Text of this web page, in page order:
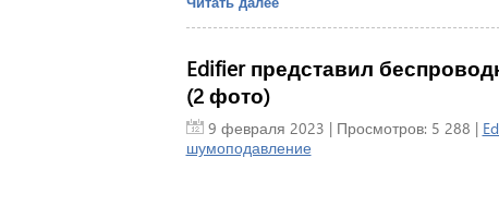
Edifier представил
(2 фото)
9 февраля 2023 | Просмотров: 5 288 |
шумоподавление